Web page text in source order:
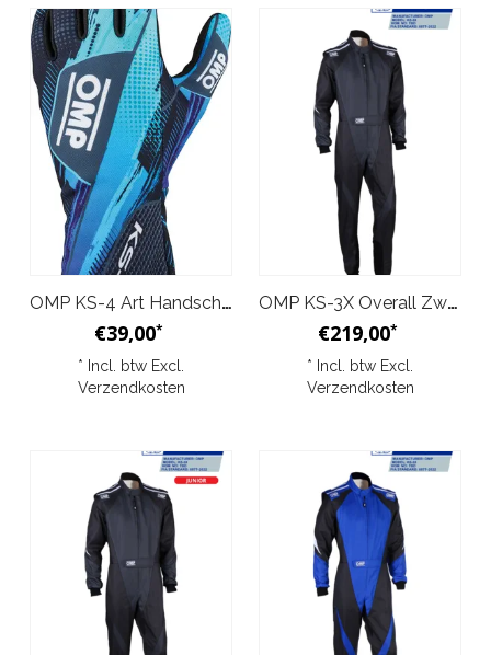
OMP KS-4 Art Handschoenen Zwart Blauw
€39,00*
* Incl. btw Excl.
Verzendkosten
OMP KS-3X Overall Zwart Antraciet
€219,00*
* Incl. btw Excl.
Verzendkosten